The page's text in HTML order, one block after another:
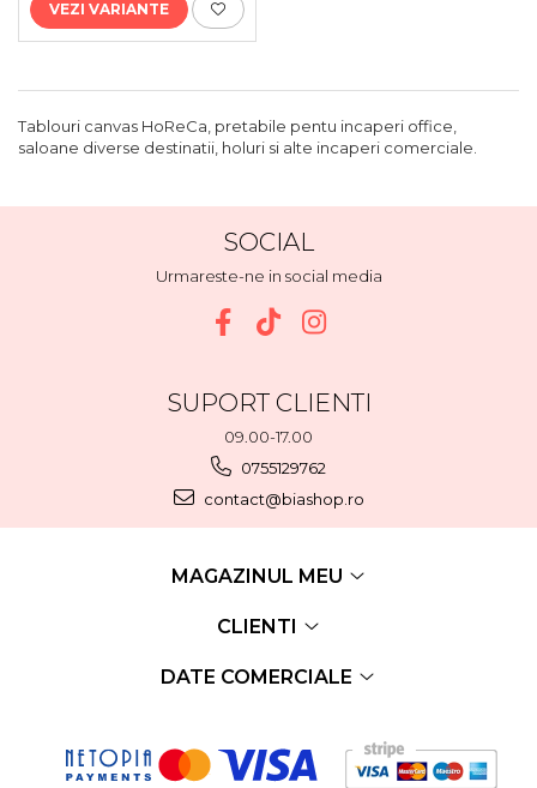
VEZI VARIANTE
Tablouri canvas HoReCa, pretabile pentu incaperi office,
saloane diverse destinatii, holuri si alte incaperi comerciale.
SOCIAL
Urmareste-ne in social media
SUPORT CLIENTI
09.00-17.00
0755129762
contact@biashop.ro
MAGAZINUL MEU
CLIENTI
DATE COMERCIALE